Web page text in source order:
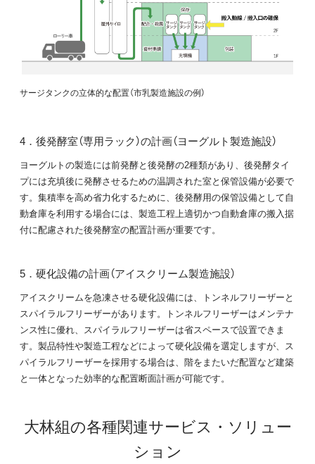
サージタンクの立体的な配置（市乳製造施設の例）
4．後発酵室（専用ラック）の計画（ヨーグルト製造施設）
ヨーグルトの製造には前発酵と後発酵の2種類があり、後発酵タイ
プには充填後に発酵させるための温調された室と保管設備が必要で
す。集積率を高め省力化するために、後発酵用の保管設備として自
動倉庫を利用する場合には、製造工程上適切かつ自動倉庫の搬入据
付に配慮された後発酵室の配置計画が重要です。
5．硬化設備の計画（アイスクリーム製造施設）
アイスクリームを急凍させる硬化設備には、トンネルフリーザーと
スパイラルフリーザーがあります。トンネルフリーザーはメンテナ
ンス性に優れ、スパイラルフリーザーは省スペースで設置できま
す。製品特性や製造工程などによって硬化設備を選定しますが、ス
パイラルフリーザーを採用する場合は、階をまたいだ配置など建築
と一体となった効率的な配置断面計画が可能です。
大林組の各種関連サービス・ソリュー
ション